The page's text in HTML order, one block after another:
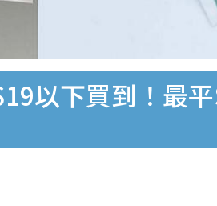
以下買到！最